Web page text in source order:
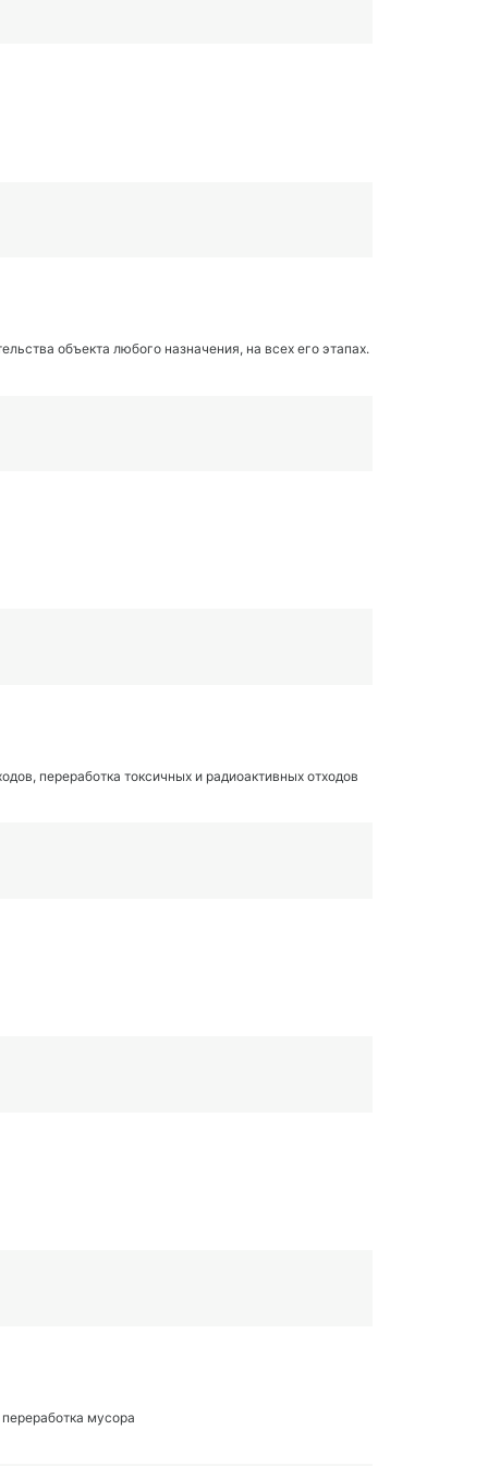
объекта любого назначения, на всех его этапах.
переработка токсичных и радиоактивных отходов
мусора